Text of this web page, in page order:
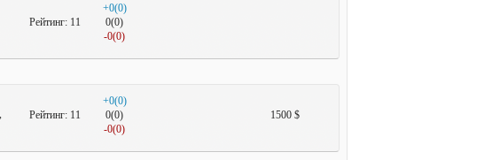
+0(0)
0(0)
-0(0)
Рейтинг:11
1500 $
+0(0)
0(0)
-0(0)
Рейтинг:11